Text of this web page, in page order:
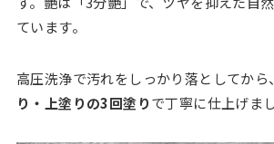
ています。
高圧洗浄で汚れをしっかり落としてから、
り・上塗りの3回塗りで丁寧に仕上げま